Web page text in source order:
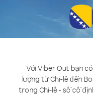
Với Viber Out bạn
lượng từ Chi-lê đến
trong Chi-lê - số cố